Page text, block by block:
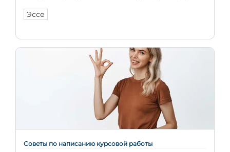
[…]
Эссе
Советы по написанию курсовой работы